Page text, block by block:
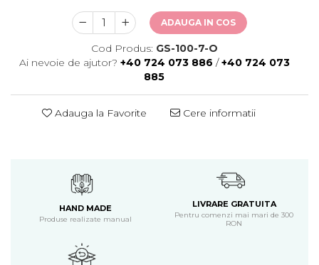
ADAUGA IN COS
Cod Produs: GS-100-7-O
Ai nevoie de ajutor? +40 724 073 886 /+40 724 073
885
Adauga la Favorite Cere informatii
HAND MADE
Produse realizate manual
LIVRARE GRATUITA
Pentru comenzi mai mari de 300
RON